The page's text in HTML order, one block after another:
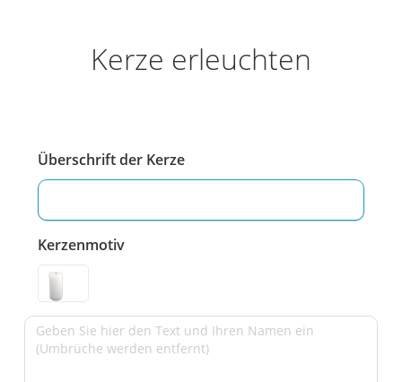
Kerze erleuchten
Überschrift der Kerze
Kerzenmotiv